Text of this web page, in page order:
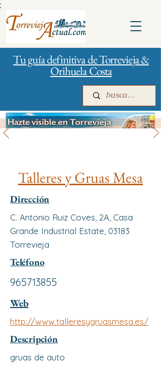
Tu guía definitiva de Torrevieja &
Orihuela Costa
Talleres y Gruas Mesa
Dirección
C. Antonio Ruiz Coves, 2A, Casa
Grande Industrial Estate, 03183
Torrevieja
Teléfono
965713855
Web
http://www.talleresygruasmesa.es/
Descripción
gruas de auto